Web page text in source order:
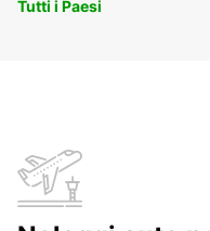
Tutti i Paesi